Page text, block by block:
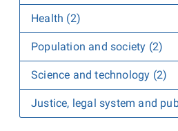
Health (2)
Population and society (2)
Science and technology (2)
Justice, legal system and